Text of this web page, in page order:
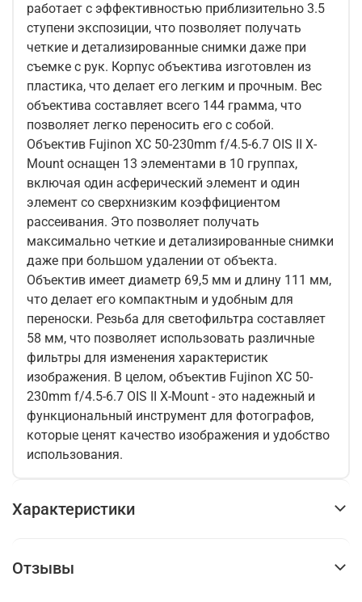
работает с эффективностью приблизительно 3.5
ступени экспозиции, что позволяет получать
четкие и детализированные снимки даже при
съемке с рук. Корпус объектива изготовлен из
пластика, что делает его легким и прочным. Вес
объектива составляет всего 144 грамма, что
позволяет легко переносить его с собой.
Объектив Fujinon XC 50-230mm f/4.5-6.7 OIS II X-
Mount оснащен 13 элементами в 10 группах,
включая один асферический элемент и один
элемент со сверхнизким коэффициентом
рассеивания. Это позволяет получать
максимально четкие и детализированные снимки
даже при большом удалении от объекта.
Объектив имеет диаметр 69,5 мм и длину 111 мм,
что делает его компактным и удобным для
переноски. Резьба для светофильтра составляет
58 мм, что позволяет использовать различные
фильтры для изменения характеристик
изображения. В целом, объектив Fujinon XC 50-
230mm f/4.5-6.7 OIS II X-Mount - это надежный и
функциональный инструмент для фотографов,
которые ценят качество изображения и удобство
использования.
Характеристики
Отзывы